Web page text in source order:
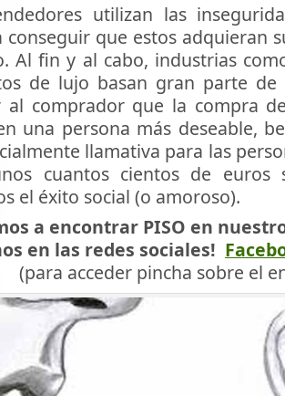
utilizan las
conseguir que estos adquieran
Al fin y al cabo, industrias
de lujo basan gran parte de
al comprador que la compra
una persona más deseable,
llamativa para las
cuantos cientos de euros
el éxito social (o amoroso).
a encontrar PISO en
en las redes sociales!
(para acceder pincha sobre el